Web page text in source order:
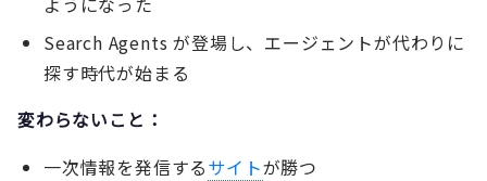
Search Agents が登場し、エージェントが代わりに
探す時代が始まる
変わらないこと：
一次情報を発信するサイトが勝つ